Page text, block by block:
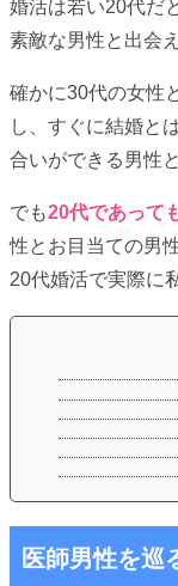
婚活は若い20代だ
素敵な男性と出会
確かに30代の女性
し、すぐに結婚と
合いができる男性
でも20代であって
性とお目当ての男
20代婚活で実際に
医師男性を巡